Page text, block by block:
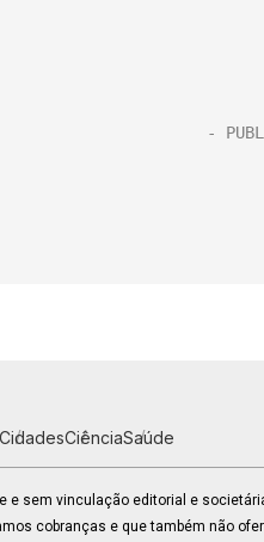
CidadesCiênciaSaúde
sem vinculação editorial e societária
cobranças e que também não